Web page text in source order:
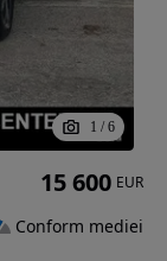
1 / 6
15 600 EUR
Conform mediei